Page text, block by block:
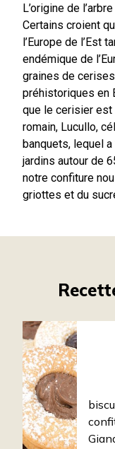
L’origine de
Certains croient
l’Europe de l’Est
endémique de
graines de
préhistoriques en
que le cerisier est
romain, Lucullo,
banquets, lequel
jardins autour de
notre confiture
griottes et du